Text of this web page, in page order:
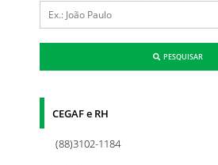
PESQUISAR
CEGAF e RH
(88)3102-1184